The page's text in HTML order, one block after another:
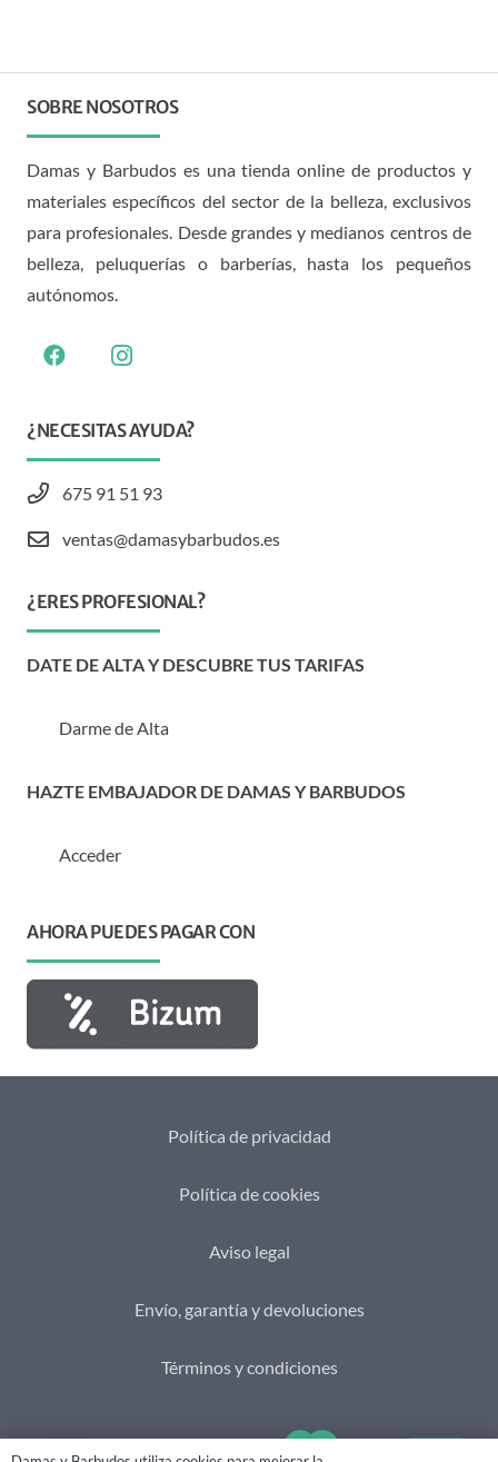
SOBRE NOSOTROS
Damas y Barbudos es una tienda online de productos y
materiales específicos del sector de la belleza, exclusivos
para profesionales. Desde grandes y medianos centros de
belleza, peluquerías o barberías, hasta los pequeños
autónomos.
¿NECESITAS AYUDA?
675 91 51 93
ventas@damasybarbudos.es
¿ERES PROFESIONAL?
DATE DE ALTA Y DESCUBRE TUS TARIFAS
Darme de Alta
HAZTE EMBAJADOR DE DAMAS Y BARBUDOS
Acceder
AHORA PUEDES PAGAR CON
Política de privacidad
Política de cookies
Aviso legal
Envío, garantía y devoluciones
Términos y condiciones